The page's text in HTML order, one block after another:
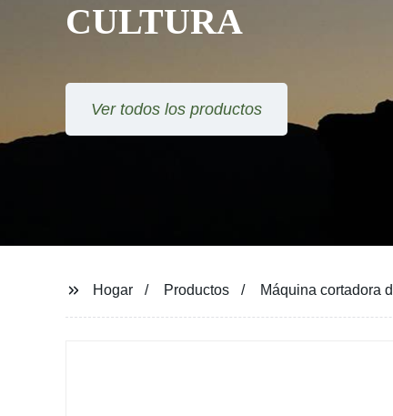
CULTURA
Ver todos los productos
Hogar Productos Máquina cortadora